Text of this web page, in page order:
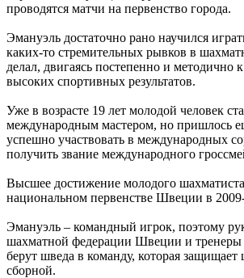
проводятся матчи на первенство города.
Эмануэль достаточно рано научился
каких-то стремительных рывков в
делал, двигаясь постепенно и методично
высоких спортивных результатов.
Уже в возрасте 19 лет молодой человек
международным мастером, но пришлось
успешно участвовать в международных
получить звание международного
Высшее достижение молодого
национальном первенстве Швеции в
Эмануэль – командный игрок, поэтому
шахматной федерации Швеции и тренеры
берут шведа в команду, которая защищает
сборной.